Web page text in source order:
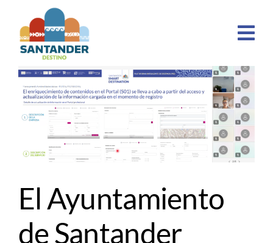
content
El Ayuntamiento
de Santander